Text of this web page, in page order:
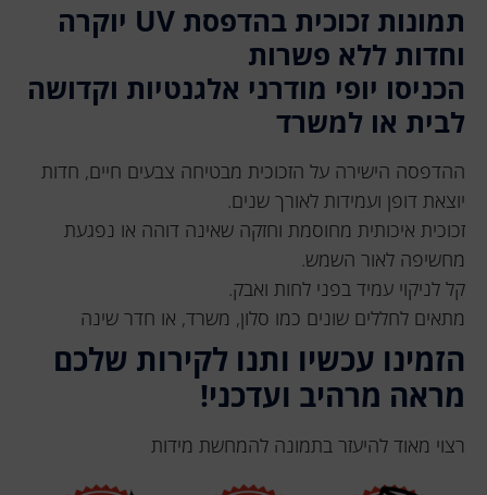
תמונות זכוכית בהדפסת UV יוקרה
וחדות ללא פשרות
הכניסו יופי מודרני אלגנטיות וקדושה
לבית או למשרד
ההדפסה הישירה על הזכוכית מבטיחה צבעים חיים, חדות
יוצאת דופן ועמידות לאורך שנים.
זכוכית איכותית מחוסמת וחזקה שאינה דוהה או נפגעת
מחשיפה לאור השמש.
קל לניקוי עמיד בפני לחות ואבק.
מתאים לחללים שונים כמו סלון, משרד, או חדר שינה
הזמינו עכשיו ותנו לקירות שלכם
מראה מרהיב ועדכני!
רצוי מאוד להיעזר בתמונה להמחשת מידות